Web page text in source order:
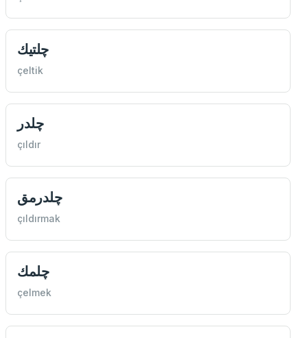
چلتيك
çeltik
چلدر
çıldır
چلدرمق
çıldırmak
چلمك
çelmek